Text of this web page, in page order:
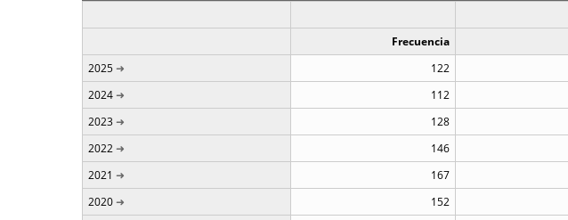
Frecuencia
2025
122
2024
112
2023
128
2022
146
2021
167
2020
152